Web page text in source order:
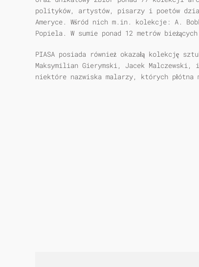
polityków, artystów, pisarzy i poetów
Ameryce. Wśród nich m.in. kolekcje: A.
Popiela. W sumie ponad 12 metrów
PIASA posiada również okazałą kolekcję
Maksymilian Gierymski, Jacek Malczewski, i
niektóre nazwiska malarzy, których płótna